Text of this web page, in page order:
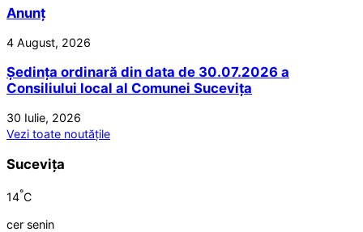
Anunț
4 August, 2026
Ședința ordinară din data de 30.07.2026 a
Consiliului local al Comunei Sucevița
30 Iulie, 2026
Vezi toate noutățile
Sucevița
14°C
cer senin